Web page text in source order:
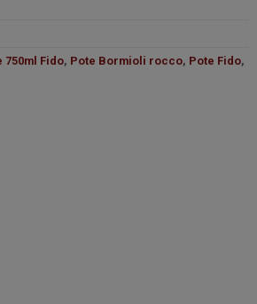
750ml Fido, Pote Bormioli rocco, Pote Fido,